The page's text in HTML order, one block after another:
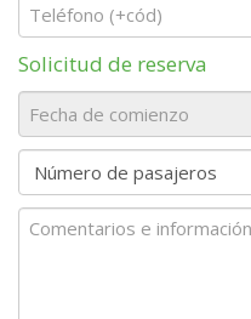
Solicitud de reserva